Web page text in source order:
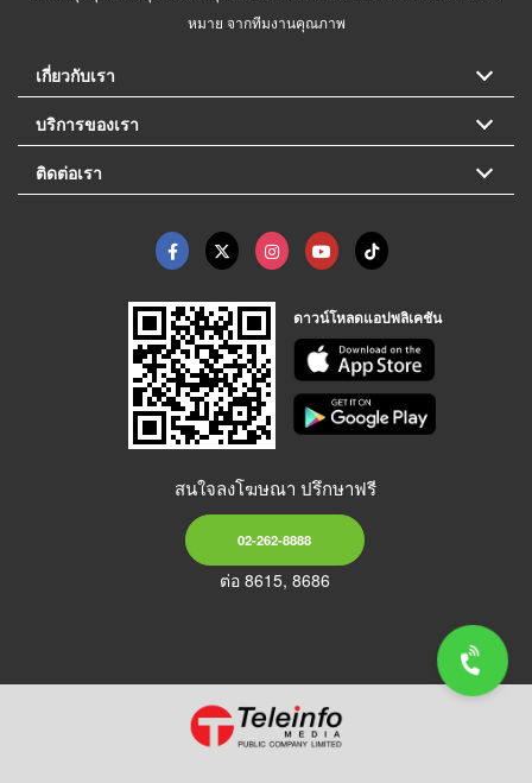
หมาย จากทีมงานคุณภาพ
เกี่ยวกับเรา
บริการของเรา
ติดต่อเรา
ดาวน์โหลดแอปพลิเคชัน
สนใจลงโฆษณา ปรึกษาฟรี
02-262-8888
ต่อ 8615, 8686